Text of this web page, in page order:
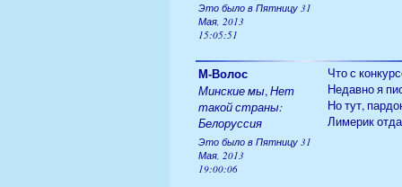
Это было в Пятницу 31
Мая, 2013
15:05:51
М-Волос
Минские мы,Нет
такой страны:
Белоруссия
Что с
Недавно я
Но тут,
Лимерик
Это было в Пятницу 31
Мая, 2013
19:00:06